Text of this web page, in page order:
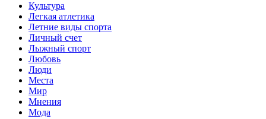
Культура
Легкая атлетика
Летние виды спорта
Личный счет
Лыжный спорт
Любовь
Люди
Места
Мир
Мнения
Мода